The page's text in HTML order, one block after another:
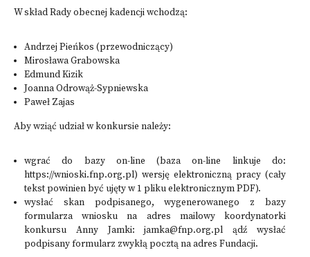
W skład Rady obecnej kadencji wchodzą:
Andrzej Pieńkos (przewodniczący)
Mirosława Grabowska
Edmund Kizik
Joanna Odrowąż-Sypniewska
Paweł Zajas
Aby wziąć udział w konkursie należy:
wgrać do bazy on-line (baza on-line linkuje do:
https://wnioski.fnp.org.pl) wersję elektroniczną pracy (cały
tekst powinien być ujęty w 1 pliku elektronicznym PDF).
wysłać skan podpisanego, wygenerowanego z bazy
formularza wniosku na adres mailowy koordynatorki
konkursu Anny Jamki: jamka@fnp.org.pl ądź wysłać
podpisany formularz zwykłą pocztą na adres Fundacji.